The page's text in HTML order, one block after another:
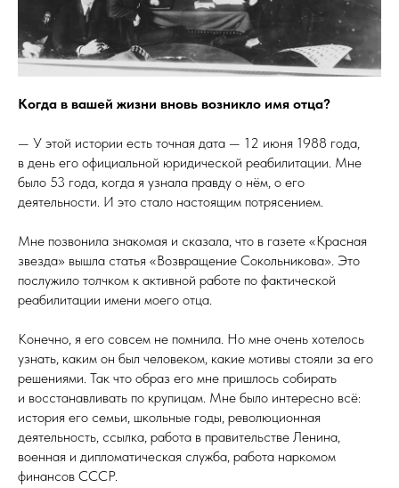
Когда в вашей жизни вновь возникло имя отца?
— У этой истории есть точная дата — 12 июня 1988 года,
в день его официальной юридической реабилитации. Мне
было 53 года, когда я узнала правду о нём, о его
деятельности. И это стало настоящим потрясением.
Мне позвонила знакомая и сказала, что в газете «Красная
звезда» вышла статья «Возвращение Сокольникова». Это
послужило толчком к активной работе по фактической
реабилитации имени моего отца.
Конечно, я его совсем не помнила. Но мне очень хотелось
узнать, каким он был человеком, какие мотивы стояли за его
решениями. Так что образ его мне пришлось собирать
и восстанавливать по крупицам. Мне было интересно всё:
история его семьи, школьные годы, революционная
деятельность, ссылка, работа в правительстве Ленина,
военная и дипломатическая служба, работа наркомом
финансов СССР.